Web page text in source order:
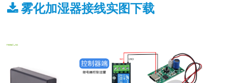
雾化加湿器接线实图下载